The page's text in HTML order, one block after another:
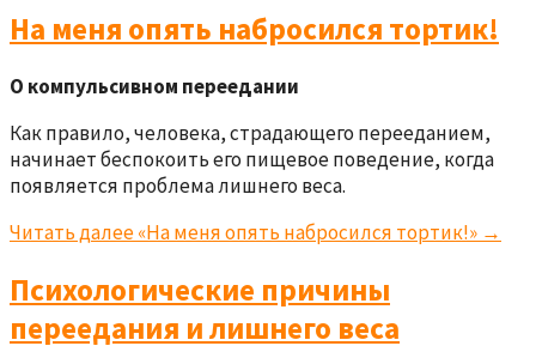
На меня опять набросился тортик!
О компульсивном переедании
Как правило, человека, страдающего перееданием,
начинает беспокоить его пищевое поведение, когда
появляется проблема лишнего веса.
Читать далее«На меня опять набросился тортик!» →
Психологические причины
переедания и лишнего веса